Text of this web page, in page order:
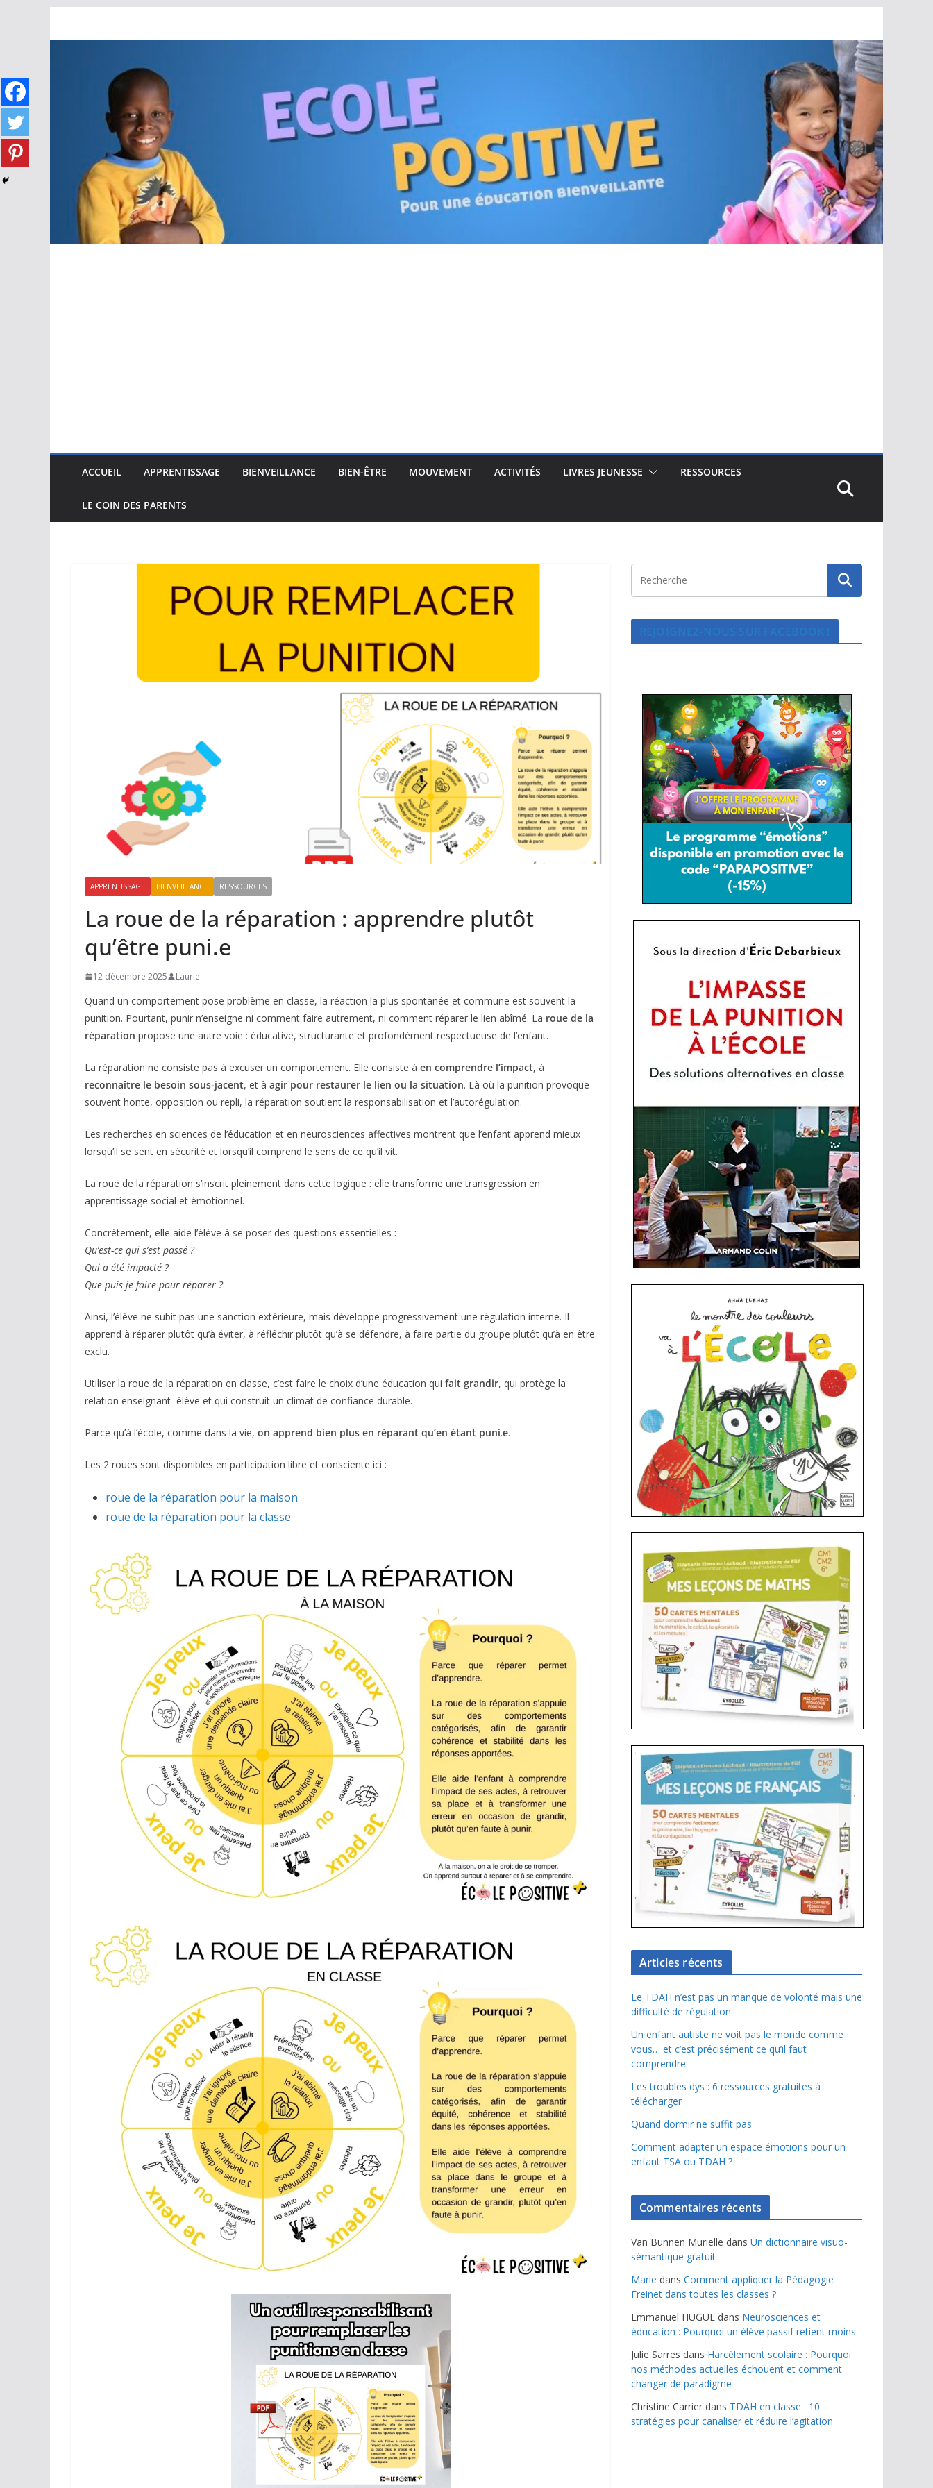
ACCUEIL APPRENTISSAGE BIENVEILLANCE BIEN-ÊTRE MOUVEMENT ACTIVITÉS LIVRES JEUNESSE RESSOURCES
LE COIN DES PARENTS
APPRENTISSAGE BIENVEILLANCE RESSOURCES
La roue de la réparation : apprendre plutôt
qu’être puni.e
12 décembre 2025 Laurie
Quand un comportement pose problème en classe, la réaction la plus spontanée et commune est souvent la
punition. Pourtant, punir n’enseigne ni comment faire autrement, ni comment réparer le lien abîmé. La roue de la
réparation propose une autre voie : éducative, structurante et profondément respectueuse de l’enfant.
La réparation ne consiste pas à excuser un comportement. Elle consiste à en comprendre l’impact, à
reconnaître le besoin sous-jacent, et à agir pour restaurer le lien ou la situation. Là où la punition provoque
souvent honte, opposition ou repli, la réparation soutient la responsabilisation et l’autorégulation.
Les recherches en sciences de l’éducation et en neurosciences affectives montrent que l’enfant apprend mieux
lorsqu’il se sent en sécurité et lorsqu’il comprend le sens de ce qu’il vit.
La roue de la réparation s’inscrit pleinement dans cette logique : elle transforme une transgression en
apprentissage social et émotionnel.
Concrètement, elle aide l’élève à se poser des questions essentielles :
Qu’est-ce qui s’est passé ?
Qui a été impacté ?
Que puis-je faire pour réparer ?
Ainsi, l’élève ne subit pas une sanction extérieure, mais développe progressivement une régulation interne. Il
apprend à réparer plutôt qu’à éviter, à réfléchir plutôt qu’à se défendre, à faire partie du groupe plutôt qu’à en être
exclu.
Utiliser la roue de la réparation en classe, c’est faire le choix d’une éducation qui fait grandir, qui protège la
relation enseignant–élève et qui construit un climat de confiance durable.
Parce qu’à l’école, comme dans la vie, on apprend bien plus en réparant qu’en étant puni.e.
Les 2 roues sont disponibles en participation libre et consciente ici :
roue de la réparation pour la maison
roue de la réparation pour la classe
REJOIGNEZ-NOUS SUR FACEBOOK !
Articles récents
Le TDAH n’est pas un manque de volonté mais une
difficulté de régulation.
Un enfant autiste ne voit pas le monde comme
vous… et c’est précisément ce qu’il faut
comprendre.
Les troubles dys : 6 ressources gratuites à
télécharger
Quand dormir ne suffit pas
Comment adapter un espace émotions pour un
enfant TSA ou TDAH ?
Commentaires récents
Van Bunnen Murielle dans Un dictionnaire visuo-
sémantique gratuit
Marie dans Comment appliquer la Pédagogie
Freinet dans toutes les classes ?
Emmanuel HUGUE dans Neurosciences et
éducation : Pourquoi un élève passif retient moins
Julie Sarres dans Harcèlement scolaire : Pourquoi
nos méthodes actuelles échouent et comment
changer de paradigme
Christine Carrier dans TDAH en classe : 10
stratégies pour canaliser et réduire l’agitation